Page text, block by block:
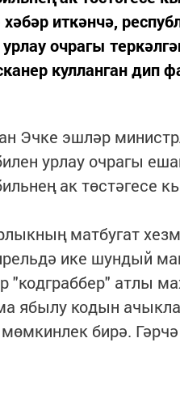
хәбәр иткәнчә,
очрагы
кулланган дип
Эчке эшләр
урлау очрагы
ак төстәгесе
матбугат
ике шундый
"кодграббер" атлы
ябылу кодын
мөмкинлек бирә.